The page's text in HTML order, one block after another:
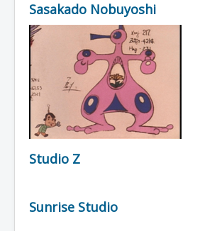
Sasakado Nobuyoshi
Studio Z
Sunrise Studio